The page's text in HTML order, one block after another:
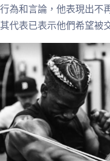
行為和言論，他表現出不
其代表已表示他們希望被